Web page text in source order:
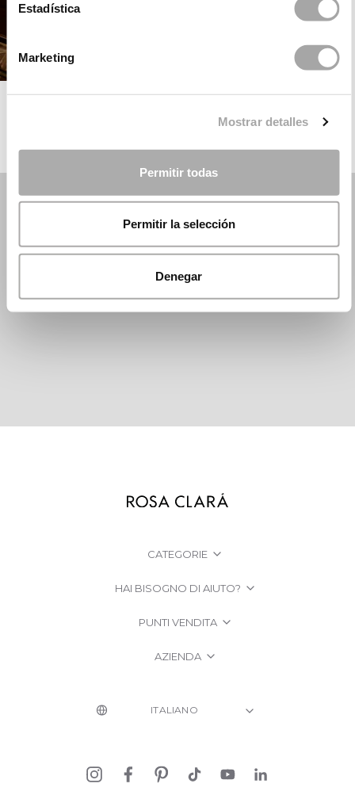
Estadística
Marketing
Mostrar detalles
Permitir todas
Permitir la selección
Denegar
DANI´S PARTY
CATEGORIE
HAI BISOGNO DI AIUTO?
PUNTI VENDITA
AZIENDA